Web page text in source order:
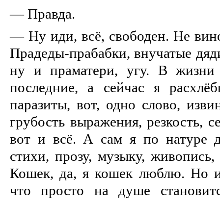
— Правда.
— Ну иди, всё, свободен. Не
Прадеды-прабабки, внучатые
ну и праматери, угу. В жизни
последние, а сейчас я
паразиты, вот, одно слово,
грубость выражения, резкость,
вот и всё. А сам я по натуре
стихи, прозу, музыку,
Кошек, да, я кошек люблю. Но
что просто на душе